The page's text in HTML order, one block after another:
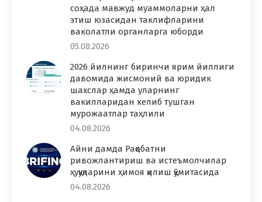
соҳада мавжуд муаммоларни ҳал
этиш юзасидан таклифларини
ваколатли органларга юборди
05.08.2026
2026 йилнинг биринчи ярим йиллиги
давомида жисмоний ва юридик
шахслар ҳамда уларнинг
вакилларидан келиб тушган
мурожаатлар таҳлили
04.08.2026
Айни дамда Рақобатни
ривожлантириш ва истеъмолчилар
ҳуқуқларини ҳимоя қилиш қўмитасида
04.08.2026